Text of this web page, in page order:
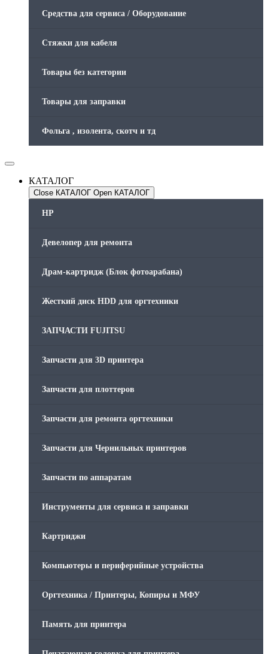
Средства для сервиса / Оборудование
Стяжки для кабеля
Товары без категории
Товары для заправки
Фольга , изолента, скотч и тд
КАТАЛОГ
Close КАТАЛОГ Open КАТАЛОГ
HP
Девелопер для ремонта
Драм-картридж (Блок фотоарабана)
Жесткий диск HDD для оргтехники
ЗАПЧАСТИ FUJITSU
Запчасти для 3D принтера
Запчасти для плоттеров
Запчасти для ремонта оргтехники
Запчасти для Чернильных принтеров
Запчасти по аппаратам
Инструменты для сервиса и заправки
Картриджи
Компьютеры и периферийные устройства
Оргтехника / Принтеры, Копиры и МФУ
Память для принтера